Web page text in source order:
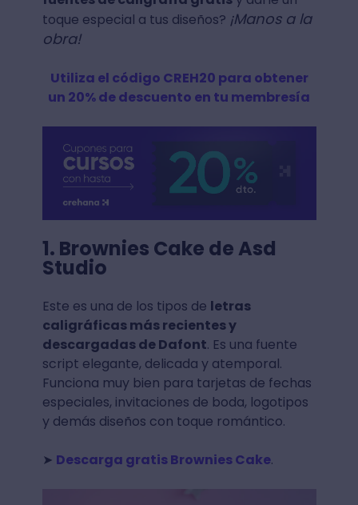
toque especial a tus diseños? ¡Manos a la
obra!
Utiliza el código CREH20 para obtener
un 20% de descuento en tu membresía
1. Brownies Cake de Asd
Studio
Este es una de los tipos de letras
caligráficas más recientes y
descargadas de Dafont. Es una fuente
script elegante, delicada y atemporal.
Funciona muy bien para tarjetas de fechas
especiales, invitaciones de boda, logotipos
y demás diseños con toque romántico.
➤ Descarga gratis Brownies Cake.